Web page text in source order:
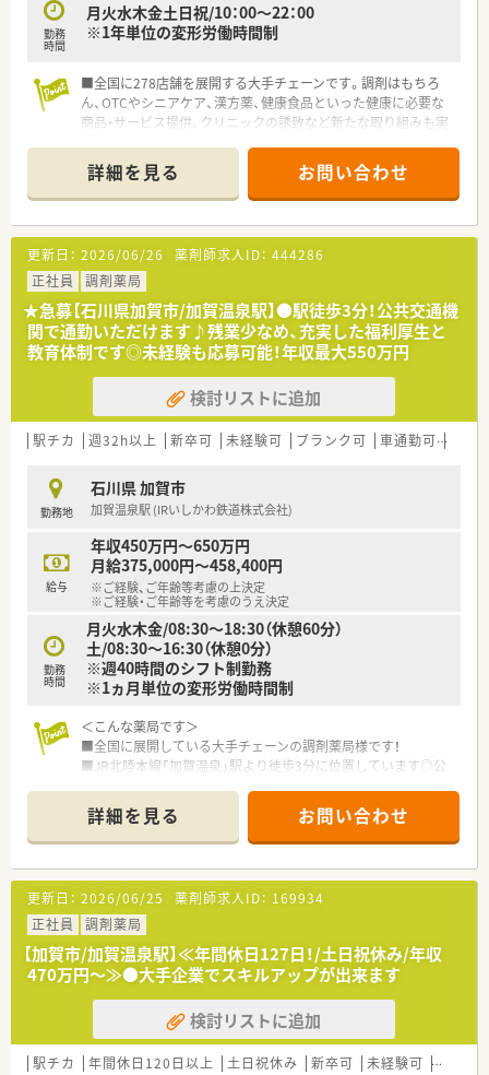
勤務
時間
月火水木金土日祝/10：00～22：00
※1年単位の変形労働時間制
■全国に278店舗を展開する大手チェーンです。調剤はもちろ
ん、OTCやシニアケア、漢方薬、健康食品といった健康に必要な
商品・サービス提供、クリニックの誘致など新たな取り組みも実
＜希少なOTC販売スタッフの募集です！＞
■未経験の方も相談可能ですので、お気軽にお問合せください◎
■年中無休の店舗です。大型スーパーの中に入っているので、休
憩中やお仕事終わりにお買い物もできます♪
＜お休みもしっかり取得できます！＞
■最大20日間（1～4回分割）の長期連休の取得が可能となり、ほ
ぼ全員が取得をしています。
■長期連休制度もあり、年間休日が120～125日あるのでプライ
ベートな時間を十分に確保できます。
詳細を見る お問い合わせ
更新日： 2026/06/26 薬剤師求人ID： 444286
正社員
調剤薬局
★急募【石川県加賀市/加賀温泉駅】●駅徒歩3分！公共交通機
関で通勤いただけます♪残業少なめ、充実した福利厚生と
教育体制です◎未経験も応募可能！年収最大550万円
検討リストに追加
駅チカ 週32h以上 新卒可 未経験可 ブランク可 車通勤可
勤務地
石川県 加賀市
加賀温泉駅 (IRいしかわ鉄道株式会社)
給与
年収450万円～650万円
月給375,000円～458,400円
※ご経験、ご年齢等考慮の上決定
※ご経験・ご年齢等を考慮のうえ決定
勤務
時間
月火水木金/08:30～18:30（休憩60分）
土/08:30～16:30（休憩0分）
※週40時間のシフト制勤務
※1ヵ月単位の変形労働時間制
＜こんな薬局です＞
■全国に展開している大手チェーンの調剤薬局様です！
■JR北陸本線「加賀温泉」駅より徒歩3分に位置しています◎公
■総合科目の処方箋をメインに応需しています！幅広い処方箋に
対応できます◎ＯＴＣ販売も行っているため、ＯＴＣに携わりた
い方にもオススメです！
＜仕事とプライベートを両立可能◎＞
ワークライフバランスを大切にしている企業様です！
有給休暇取得促進施策を導入しており、連続休暇制度やアニバー
サリー休暇・特別休暇などを設けておりますので、オン・オフのメ
リハリを持ってご就業できる環境です！
＜大手ならではの福利厚生も充実！＞
■従業員買物割引制度がございます。日用品もお得に購入でき
る嬉しい制度です♪
■処方せん調剤負担金補助制度もございます！
詳細を見る お問い合わせ
更新日： 2026/06/25 薬剤師求人ID： 169934
正社員
調剤薬局
【加賀市/加賀温泉駅】≪年間休日127日！/土日祝休み/年収
470万円～≫●大手企業でスキルアップが出来ます
検討リストに追加
駅チカ 年間休日120日以上 土日祝休み 新卒可 未経験可 ブラン